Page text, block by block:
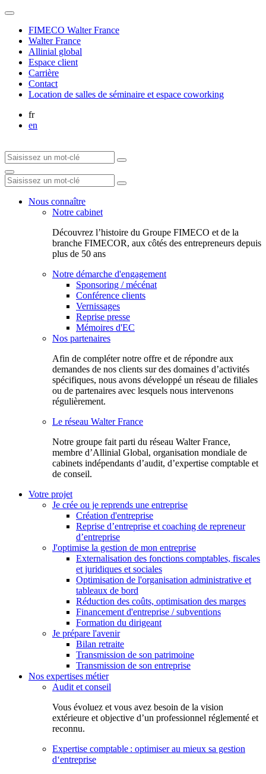
FIMECO Walter France
Walter France
Allinial global
Espace client
Carrière
Contact
Location de salles de séminaire et espace coworking
fr
en
Nous connaître
Notre cabinet
Découvrez l’histoire du Groupe FIMECO et de la
branche FIMECOR, aux côtés des entrepreneurs depuis
plus de 50 ans
Notre démarche d'engagement
Sponsoring / mécénat
Conférence clients
Vernissages
Reprise presse
Mémoires d'EC
Nos partenaires
Afin de compléter notre offre et de répondre aux
demandes de nos clients sur des domaines d’activités
spécifiques, nous avons développé un réseau de filiales
ou de partenaires avec lesquels nous intervenons
régulièrement.
Le réseau Walter France
Notr​e groupe fait parti du réseau Walter France,
membre d’Allinial Global, organisation mondiale de
cabinets indépendants d’audit, d’expertise comptable et
de conseil.
Votre projet
Je crée ou je reprends une entreprise
Création d'entreprise
Reprise d’entreprise et coaching de repreneur
d’entreprise
J'optimise la gestion de mon entreprise
Externalisation des fonctions comptables, fiscales
et juridiques et sociales
Optimisation de l'organisation administrative et
tableaux de bord
Réduction des coûts, optimisation des marges
Financement d'entreprise / subventions
Formation du dirigeant
Je prépare l'avenir
Bilan retraite
Transmission de son patrimoine
Transmission de son entreprise
Nos expertises métier
Audit et conseil
Vous évoluez et vous avez besoin de la vision
extérieure et objective d’un professionnel réglementé et
reconnu.
Expertise comptable : optimiser au mieux sa gestion
d‘entreprise